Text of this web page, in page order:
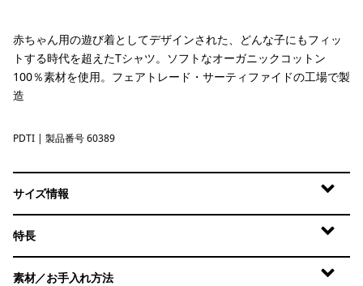
赤ちゃん用の遊び着としてデザインされた、どんな子にもフィッ
トする時代を超えたTシャツ。ソフトなオーガニックコットン
100％素材を使用。フェアトレード・サーティファイドの工場で製
造
Pink Dolphins: Thin Ice
PDTI | 製品番号 60389
サイズ情報
特長
素材／お手入れ方法